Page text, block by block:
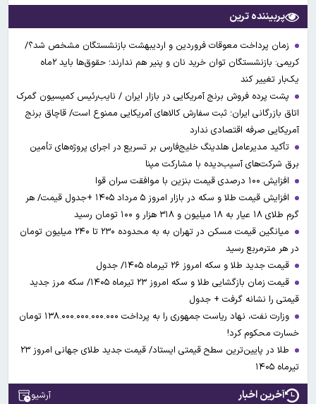
پربیننده ترین
زمان پرداخت معوقات فروردین و اردیبهشت بازنشستگان مشخص شد؟/
کریمی: بازنشستگان توان خرید نان و پنیر هم ندارند؛ حقوق‌ها باید ۲ماه
یک‌بار تغییر کند
پشت پرده فروش برنج آمریکایی در بازار ایران / نایب‌رئیس کمیسیون گمرک
اتاق بازرگانی ایران؛ ثبت سفارش کالاهای آمریکایی ممنوع است/ قاچاق برنج
آمریکایی صرفه اقتصادی ندارد
تأکید مدیرعامل هلدینگ خلیج‌فارس بر تسریع در اجرای پروژه‌های تأمین
برق شرکت‌های آسیب‌دیده با مشارکت مپنا
افزایش ۱۰۰ درصدی قیمت بنزین با موافقت سران قوا
افزایش قیمت طلا و سکه در بازار امروز ۵ مرداد ۱۴۰۵ +جدول قیمت/ هر
گرم طلای ۱۸ عیار به ۱۸ میلیون و ۳۱۸ هزار و ۱۰۰ تومان رسید
میانگین قیمت مسکن در تهران به به محدوده ۲۳۰ تا ۲۴۰ میلیون تومان
در هر مترمربع رسید
قیمت جدید طلا و سکه امروز ۲۶ تیرماه ۱۴۰۵/ جدول
قیمت زمان بازگشایی طلا و سکه امروز ۲۳ تیرماه ۱۴۰۵/ سکه مرز جدید
قیمتی را نشانه گرفت + جدول
وزارت نفت، نهاد ریاست جمهوری را به پرداخت ۱۳۸.۰۰۰.۰۰۰.۰۰۰.۰۰۰ تومان
خسارت محکوم کرد!
طلا در پایین‌ترین سطح قیمتی ایستاد/ قیمت جدید طلای جهانی امروز ۲۳
تیرماه ۱۴۰۵
آخرین اخبار آرشیو